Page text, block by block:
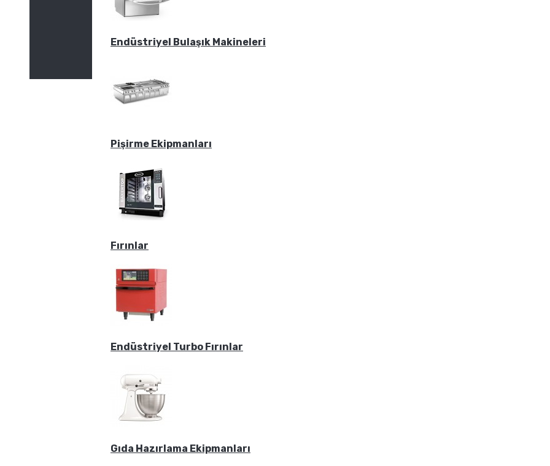
Endüstriyel Bulaşık Makineleri
Pişirme Ekipmanları
Fırınlar
Endüstriyel Turbo Fırınlar
Gıda Hazırlama Ekipmanları